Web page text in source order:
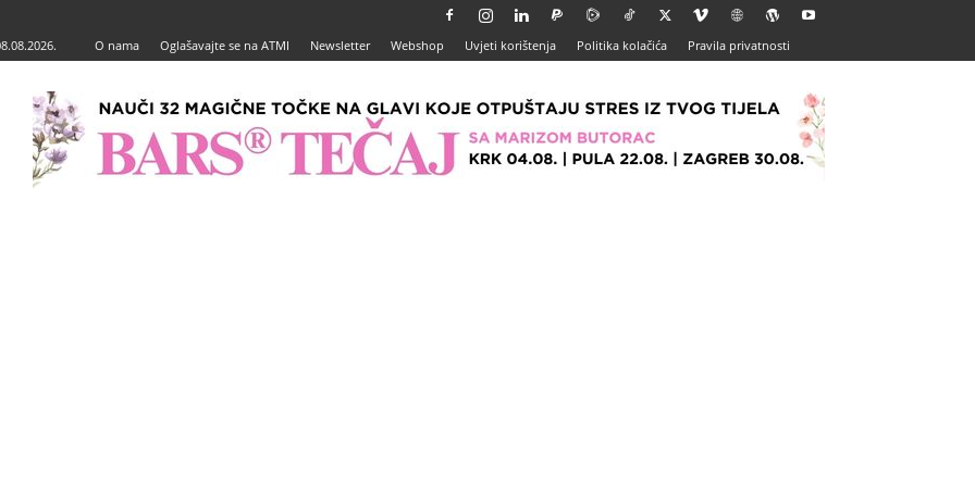
O nama Oglašavajte se na ATMI Newsletter Webshop Uvjeti korištenja Politika kolačića Pravila privatnosti